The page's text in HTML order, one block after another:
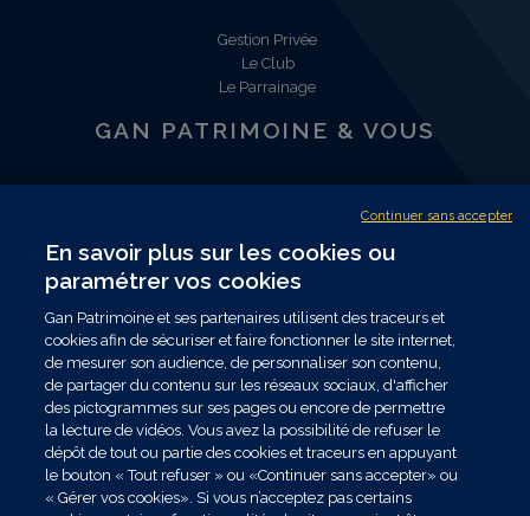
Gestion Privée
Le Club
Le Parrainage
GAN PATRIMOINE & VOUS
Nous contacter
Trouver un conseiller
NOUS SUIVRE
Les données collectées par Gan Patrimoine, nécessaires au traitement de votre
demande dans le cadre de nos relations commerciales ou contractuelles, sont
exclusivement destinées à nos services internes. Vous disposez de droits sur ces
données que vous pouvez exercer en vous adressant par mail à
En savoir plus sur les cookies ou
paramétrer vos cookies
Gan Patrimoine et ses partenaires utilisent des traceurs et
cookies afin de sécuriser et faire fonctionner le site internet,
de mesurer son audience, de personnaliser son contenu,
de partager du contenu sur les réseaux sociaux, d'afficher
des pictogrammes sur ses pages ou encore de permettre
la lecture de vidéos. Vous avez la possibilité de refuser le
dépôt de tout ou partie des cookies et traceurs en appuyant
le bouton « Tout refuser » ou «Continuer sans accepter» ou
« Gérer vos cookies». Si vous n’acceptez pas certains
Continuer sans accepter